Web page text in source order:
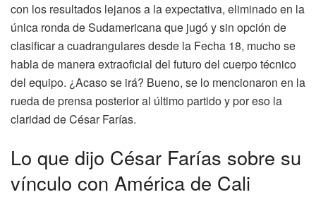
con los resultados lejanos a la expectativa, eliminado en la
única ronda de Sudamericana que jugó y sin opción de
clasificar a cuadrangulares desde la Fecha 18, mucho se
habla de manera extraoficial del futuro del cuerpo técnico
del equipo. ¿Acaso se irá? Bueno, se lo mencionaron en la
rueda de prensa posterior al último partido y por eso la
claridad de César Farías.
Lo que dijo César Farías sobre su
vínculo con América de Cali